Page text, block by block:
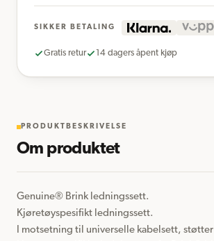
SIKKER BETALING
Gratis retur 14 dagers åpent kjøp
PRODUKTBESKRIVELSE
Om produktet
Genuine® Brink ledningssett.
Kjøretøyspesifikt ledningssett.
I motsetning til universelle kabelsett, støtter